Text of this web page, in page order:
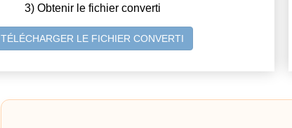
3) Obtenir le fichier converti
TÉLÉCHARGER LE FICHIER CONVERTI